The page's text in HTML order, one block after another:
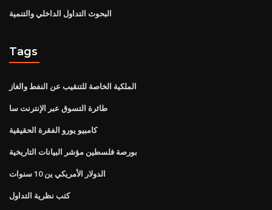
البحوث التداول الداخلي والتنمية
Tags
الملكية الخاصة للتنقيب عن النفط والغاز
طائرة التسوق عبر الإنترنت سا
كامبيو يورو الفقرة الحقيقية
بورصة فلسطين مؤشر البيانات التاريخية
الدولار الأمريكي ين 10 سنوات
كتب نظرية التداول